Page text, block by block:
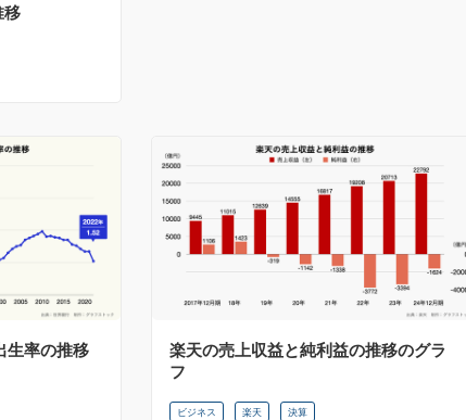
移
生率の推移
楽天の売上収益と純利益の推移のグラ
フ
ビジネス 楽天 決算